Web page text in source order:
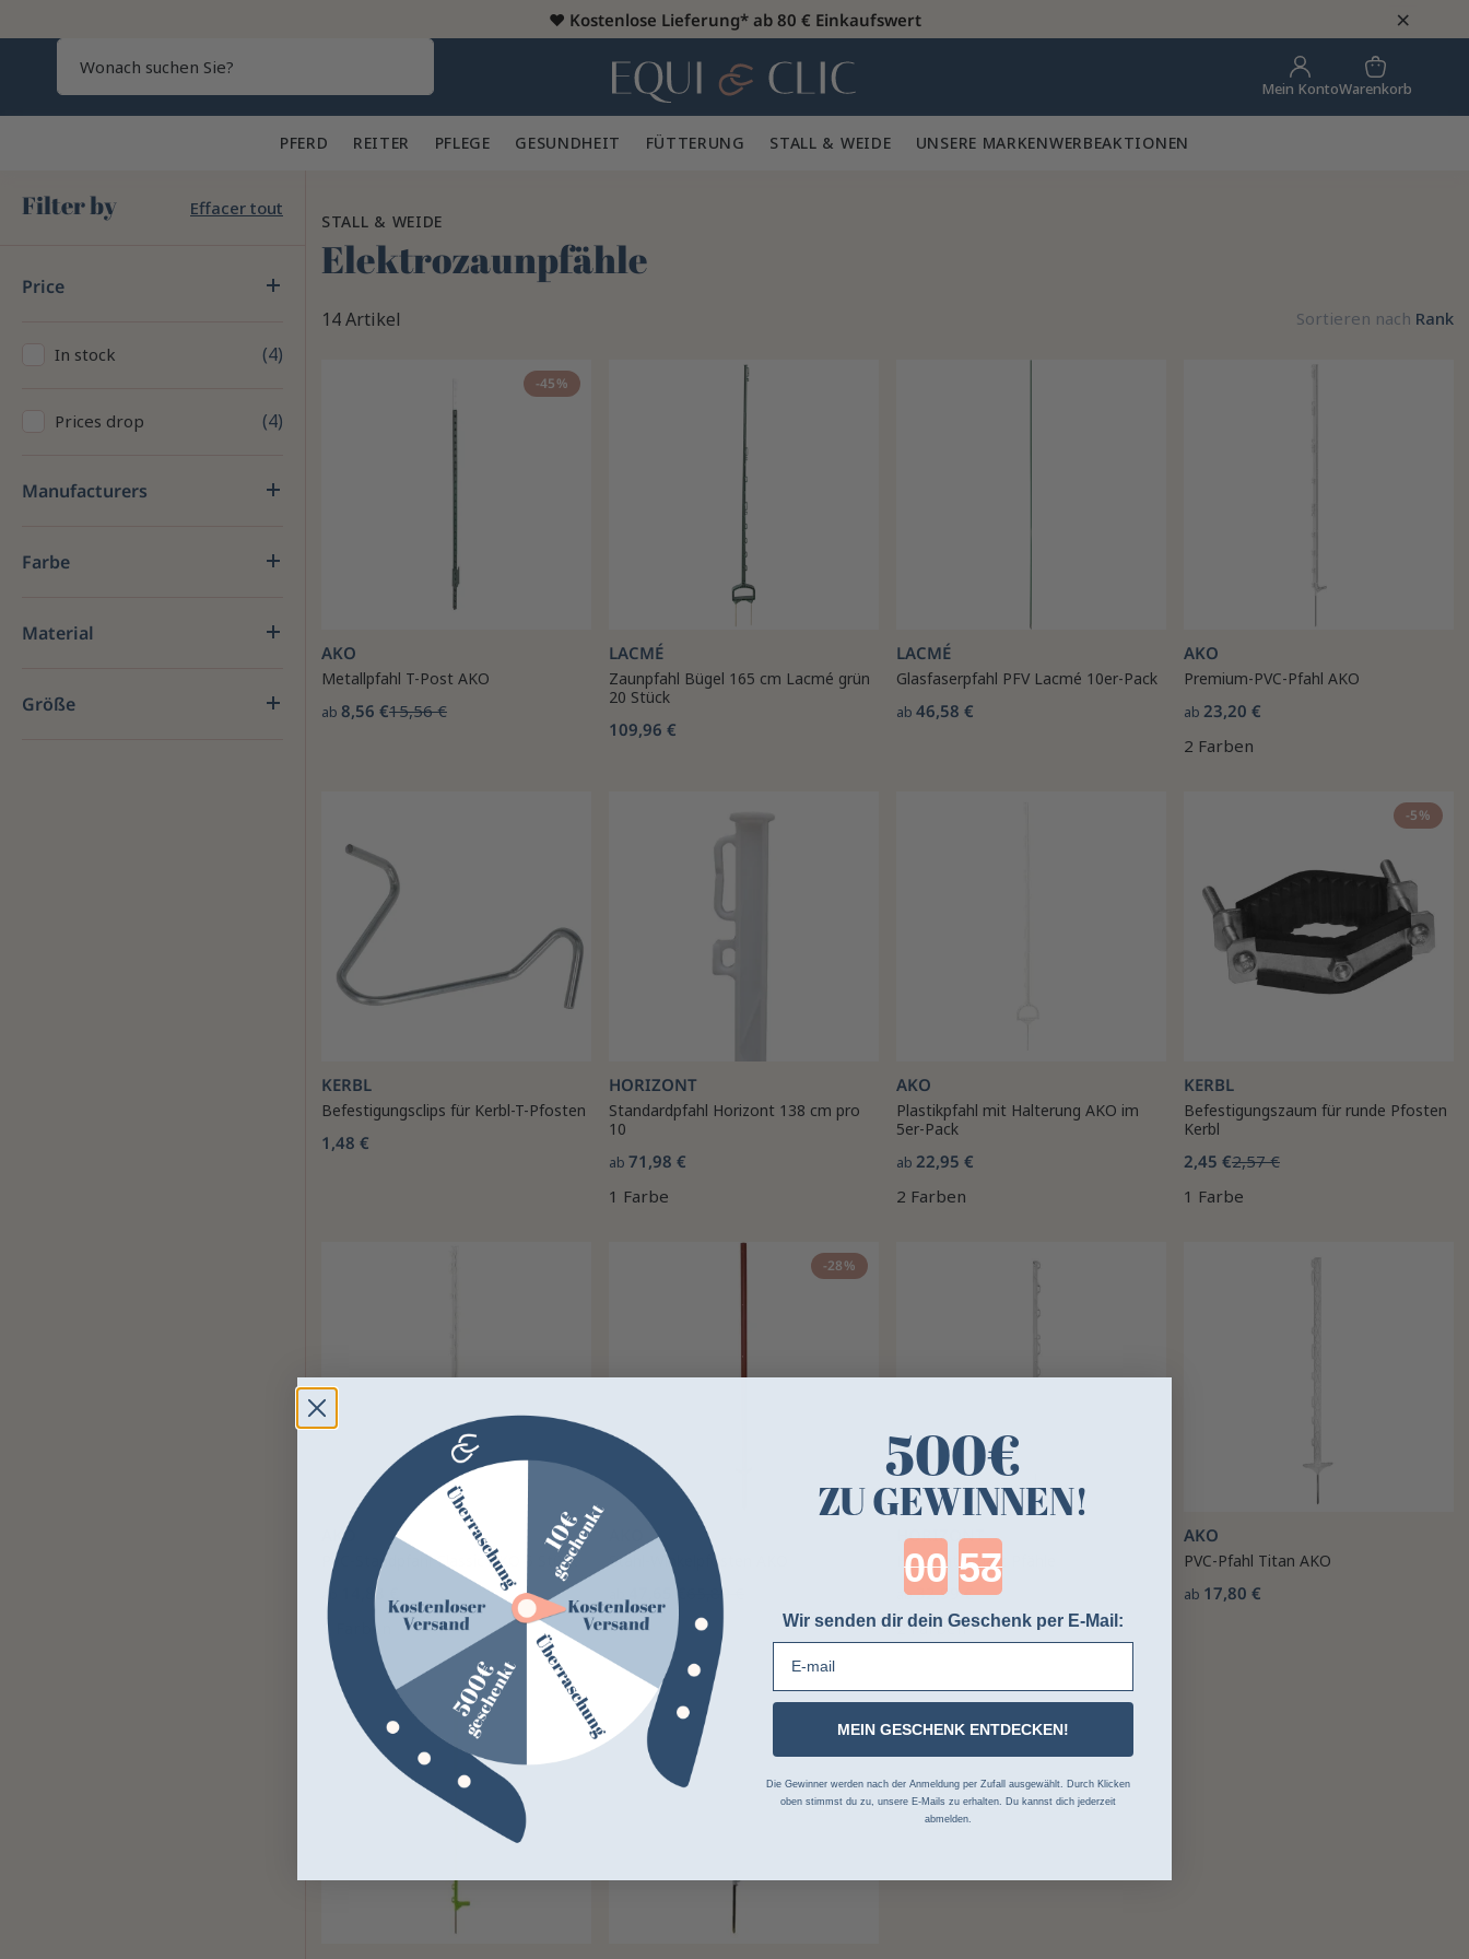
♥️ Kostenlose Lieferung* ab 80 € Einkaufswert ×
Heim Mein KontoWarenkorb
PFERD 🐎 REITER 👕 PFLEGE 🪮 GESUNDHEIT ✨ FÜTTERUNG 🥕 STALL & WEIDE 🍃 UNSERE MARKENWERBEAKTIONEN
Filter by Effacer tout
Price
In stock 4
Prices drop 4
Manufacturers
Farbe
Material
Größe
STALL & WEIDE
Elektrozaunpfähle
14 Artikel Sortieren nach Rank
-45%
AKO
Metallpfahl T-Post AKO
ab 8,56 €15,56 €
LACMÉ
Zaunpfahl Bügel 165 cm Lacmé grün
20 Stück
109,96 €
LACMÉ
Glasfaserpfahl PFV Lacmé 10er-Pack
ab 46,58 €
AKO
Premium-PVC-Pfahl AKO
ab 23,20 €
2 Farben
KERBL
Befestigungsclips für Kerbl-T-Pfosten
1,48 €
HORIZONT
Standardpfahl Horizont 138 cm pro
10
ab 71,98 €
1 Farbe
AKO
Plastikpfahl mit Halterung AKO im
5er-Pack
ab 22,95 €
2 Farben
-5%
KERBL
Befestigungszaum für runde Pfosten
Kerbl
2,45 €2,57 €
1 Farbe
AKO
PVC-Standpfahl Classic AKO 5 Stück
ab
14,88 €
5 Farben
-28%
Stahl-Winkelpfosten AKO
47,65 € 65,89 €
HORIZONT
Horizont Smart Pfähle
ab32,99 €
2 Farben
AKO
PVC-Pfahl Titan AKO
ab 17,80 €
500€
ZU GEWINNEN!
Countdown ends in:
Wir senden dir dein Geschenk per E-Mail:
MEIN GESCHENK ENTDECKEN!
Die Gewinner werden nach der Anmeldung per Zufall ausgewählt. Durch Klicken
oben stimmst du zu, unsere E-Mails zu erhalten. Du kannst dich jederzeit
abmelden.